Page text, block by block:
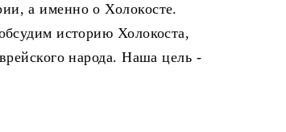
а именно о Холокосте.
историю Холокоста,
народа. Наша цель -